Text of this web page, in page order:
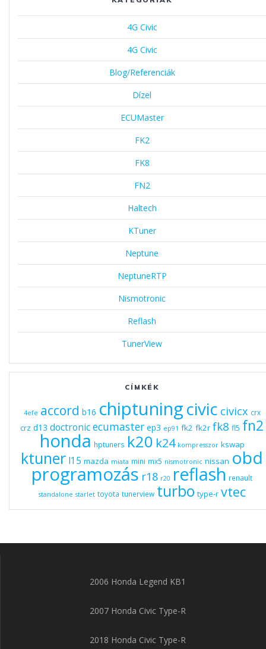
4G Civic
4G Civic
Blog/Referenciák
Dízel
ECUMaster
FK2
FK8
FN2
Haltech
KTuner
Neptune
NeptuneRTP
Nismotronic
Reflash
TunerView
CÍMKÉK
4efe accord b16 chiptuningcivic civicx crx
crz d13 doctronicecumaster ep3 ep91 fk2 fk2r fk8 fl5 fn2
honda hptuners k20 k24 kompresszor kswap
ktuner l15 mazda miata mini mx5 nismotronic nissan obd
programozás r18 r20 reflash renault
standalone starlet toyota tunerview turbo type-r vtec
2006 Honda Legend KB1
2007 Honda Civic Type-R
2018 Honda Civic Type-R